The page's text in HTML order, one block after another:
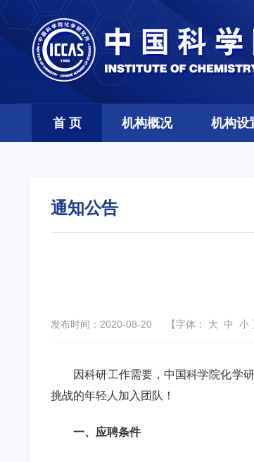
首 页 机构概况 机构设
通知公告
发布时间：2020-08-20 【字体： 大 中 小
因科研工作需要，中国科学院化学
挑战的年轻人加入团队！
一、应聘条件